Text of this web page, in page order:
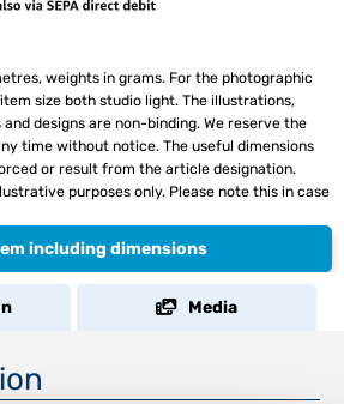
weights in grams. For the photographic
size both studio light. The illustrations,
designs are non-binding. We reserve the
time without notice. The useful dimensions
or result from the article designation.
purposes only. Please note this in case
including dimensions
Media